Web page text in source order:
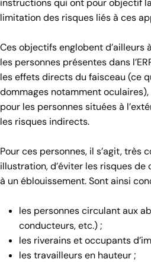
limitation des risques liés à ces
Ces objectifs englobent d’ailleurs
les personnes présentes dans
les effets directs du faisceau (ce
dommages notamment
pour les personnes situées à
les risques indirects.
Pour ces personnes, il s’agit, très
illustration, d’éviter les risques de
à un éblouissement. Sont ainsi
les personnes circulant aux
conducteurs, etc.) ;
les riverains et occupants
les travailleurs en hauteur ;